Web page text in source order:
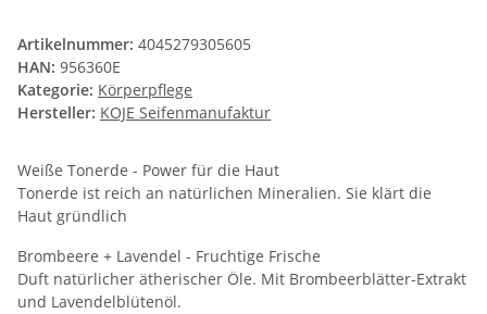
Artikelnummer: 4045279305605
HAN: 956360E
Kategorie: Körperpflege
Hersteller: KOJE Seifenmanufaktur
Weiße Tonerde - Power für die Haut
Tonerde ist reich an natürlichen Mineralien. Sie klärt die
Haut gründlich
Brombeere + Lavendel - Fruchtige Frische
Duft natürlicher ätherischer Öle. Mit Brombeerblätter-Extrakt
und Lavendelblütenöl.